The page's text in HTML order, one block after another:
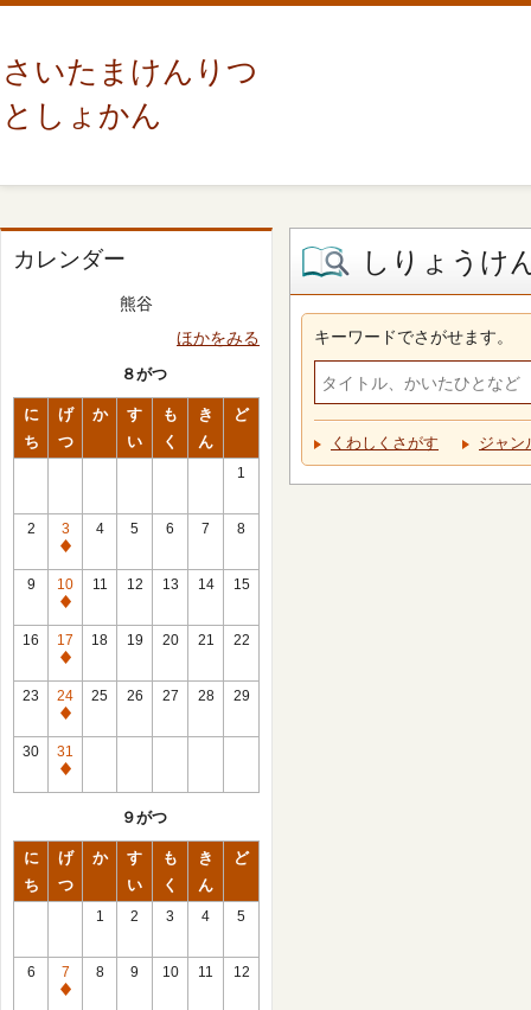
さいたまけんりつ
としょかん
カレンダー
熊谷
ほかをみる
８がつ
に
ち
げ
つ
か
す
い
も
く
き
ん
ど
1
2
3
休
館
日
4 5 6 7 8
9
10
休
館
日
11 12 13 14 15
16
17
休
館
日
18 19 20 21 22
23
24
休
館
日
25 26 27 28 29
30
31
休
９がつ
に
ち
げ
つ
か
す
い
も
く
き
ん
ど
1 2 3 4 5
6
7
休
8 9 10 11 12
しりょうけ
キーワードでさがせます。
くわしくさがす ジャン